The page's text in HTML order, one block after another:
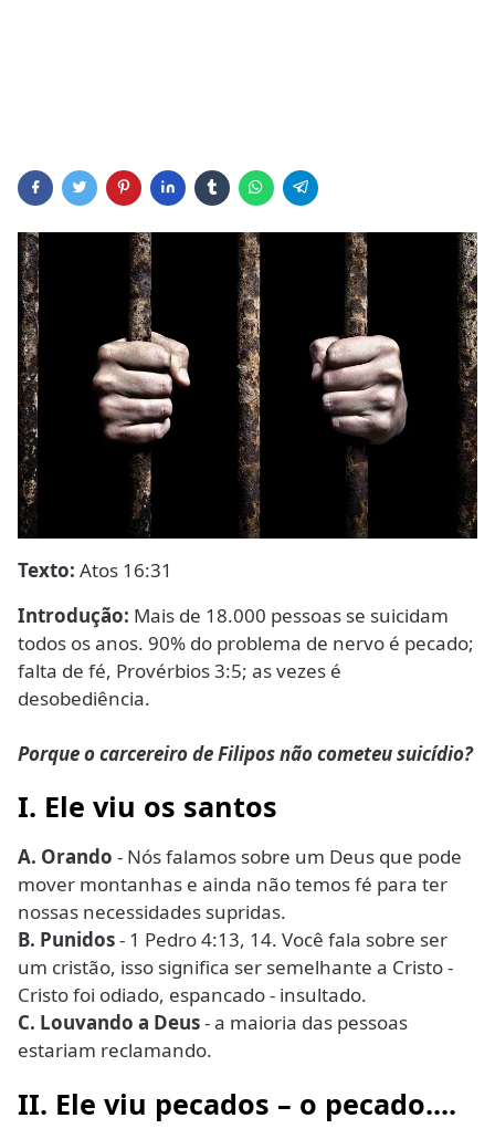
Texto: Atos 16:31
Introdução: Mais de 18.000 pessoas se suicidam
todos os anos. 90% do problema de nervo é pecado;
falta de fé, Provérbios 3:5; as vezes é
desobediência.
Porque o carcereiro de Filipos não cometeu suicídio?
I. Ele viu os santos
A. Orando - Nós falamos sobre um Deus que pode
mover montanhas e ainda não temos fé para ter
nossas necessidades supridas.
B. Punidos- 1 Pedro 4:13, 14. Você fala sobre ser
um cristão, isso significa ser semelhante a Cristo -
Cristo foi odiado, espancado - insultado.
C. Louvando a Deus- a maioria das pessoas
estariam reclamando.
II. Ele viu pecados – o pecado....